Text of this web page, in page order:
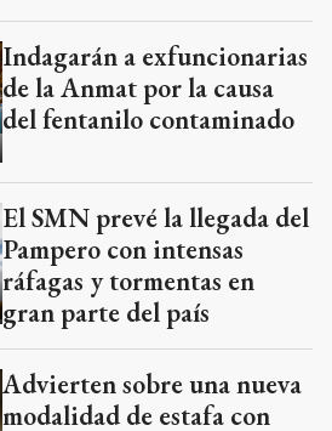
Indagarán a exfuncionarias
de la Anmat por la causa
del fentanilo contaminado
El SMN prevé la llegada del
Pampero con intensas
ráfagas y tormentas en
gran parte del país
Advierten sobre una nueva
modalidad de estafa con